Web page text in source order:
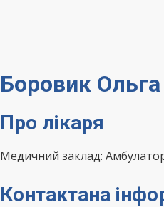
Боровик
Про лікаря
Медичний заклад:
Контактана